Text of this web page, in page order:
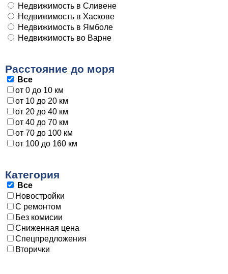
Недвижимость в Сливене
Недвижимость в Хаскове
Недвижимость в Ямболе
Недвижимость во Варне
Расстояние до моря
Все
от 0 до 10 км
от 10 до 20 км
от 20 до 40 км
от 40 до 70 км
от 70 до 100 км
от 100 до 160 км
Категория
Все
Новостройки
С ремонтом
Без комисии
Сниженная цена
Спецпредложения
Вторички